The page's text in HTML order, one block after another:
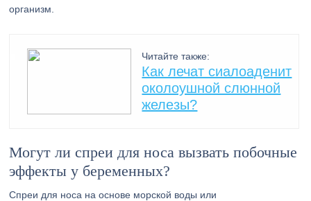
организм.
Читайте также:
Как лечат сиалоаденит
околоушной слюнной
железы?
Могут ли спреи для носа вызвать побочные
эффекты у беременных?
Спреи для носа на основе морской воды или